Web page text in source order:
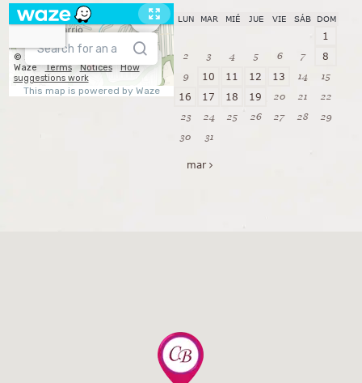
LUN MAR MIÉ JUE VIE SÁB DOM
1
2 3 4 5 6 7 8
9 10 11 12 13 14 15
16 17 18 19 20 21
22
23
24 25 26 27 28
29
30
31
mar